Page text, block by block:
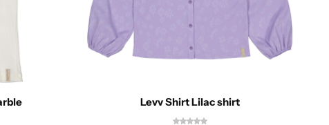
Levv Shirt Lilac shirt